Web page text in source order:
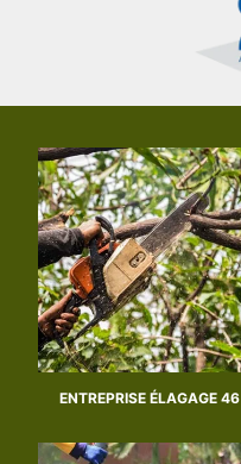
ENTREPRISE ÉLAGAGE 46